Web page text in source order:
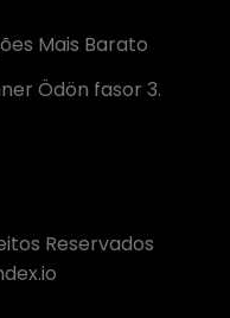
Mais Barato
Ödön fasor 3.
Reservados